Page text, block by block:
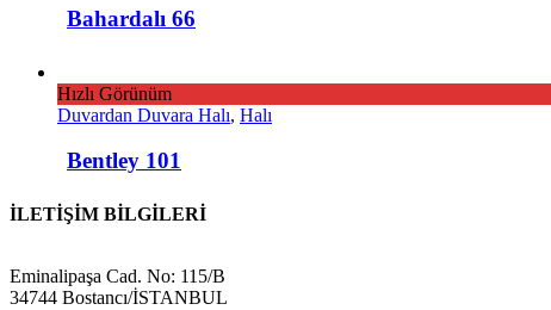
Bahardalı 66
Hızlı Görünüm
Duvardan Duvara Halı, Halı
Bentley 101
İLETİŞİM BİLGİLERİ
Eminalipaşa Cad. No: 115/B
34744 Bostancı/İSTANBUL